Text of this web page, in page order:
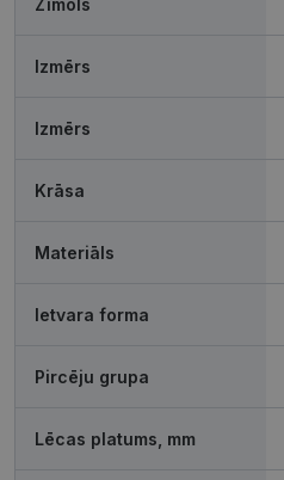
Zīmols
Izmērs
Izmērs
Krāsa
Materiāls
Ietvara forma
Pircēju grupa
Lēcas platums, mm